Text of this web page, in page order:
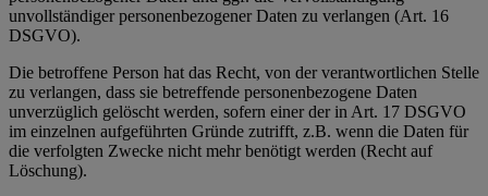
unvollständiger personenbezogener Daten zu verlangen (Art. 16
DSGVO).
Die betroffene Person hat das Recht, von der verantwortlichen Stelle
zu verlangen, dass sie betreffende personenbezogene Daten
unverzüglich gelöscht werden, sofern einer der in Art. 17 DSGVO
im einzelnen aufgeführten Gründe zutrifft, z.B. wenn die Daten für
die verfolgten Zwecke nicht mehr benötigt werden (Recht auf
Löschung).